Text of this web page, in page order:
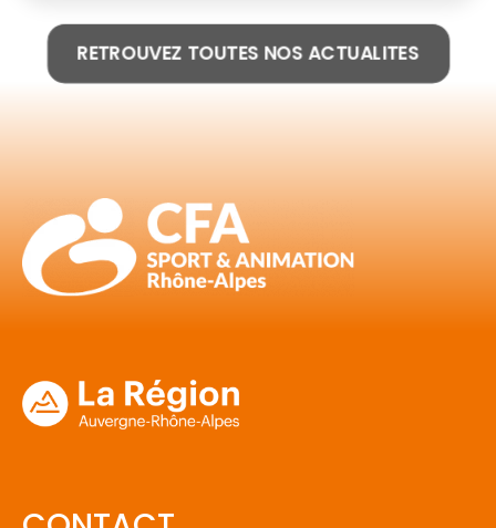
RETROUVEZ TOUTES NOS ACTUALITES